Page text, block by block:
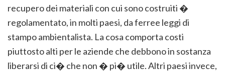
recupero dei materiali con cui sono costruiti �
regolamentato, in molti paesi, da ferree leggi di
stampo ambientalista. La cosa comporta costi
piuttosto alti per le aziende che debbono in sostanza
liberarsi di ci� che non � pi� utile. Altri paesi invece,